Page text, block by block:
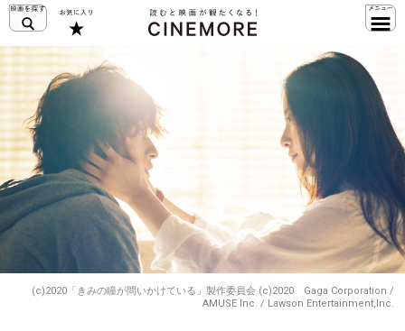
(c)2020「きみの瞳が問いかけている」製作委員会 (c)2020 Gaga Corporation /
AMUSE Inc. / Lawson Entertainment,Inc.